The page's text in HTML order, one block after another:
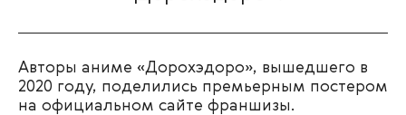
Авторы аниме «Дорохэдоро», вышедшего в
2020 году, поделились премьерным постером
на официальном сайте франшизы.